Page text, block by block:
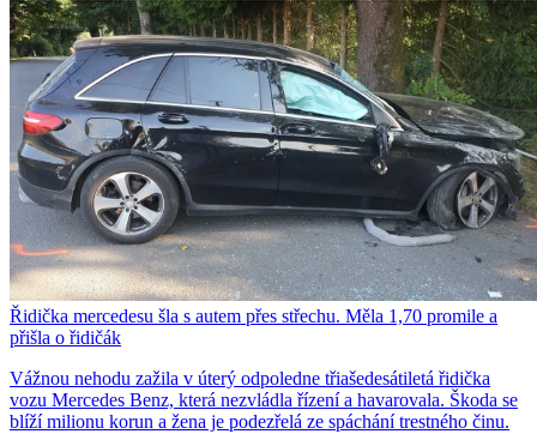
Řidička mercedesu šla s autem přes střechu. Měla 1,70 promile a
přišla o řidičák
Vážnou nehodu zažila v úterý odpoledne třiašedesátiletá řidička
vozu Mercedes Benz, která nezvládla řízení a havarovala. Škoda se
blíží milionu korun a žena je podezřelá ze spáchání trestného činu.